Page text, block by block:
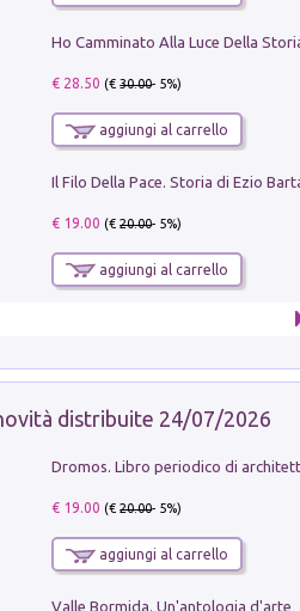
€ 28.50 (€30.00- 5%)
aggiungi al carrello
€ 19.00 (€20.00- 5%)
aggiungi al carrello
distribuite 24/07/2026
€ 19.00 (€20.00- 5%)
aggiungi al carrello
Valle Bormida. Un'antologia d'arte